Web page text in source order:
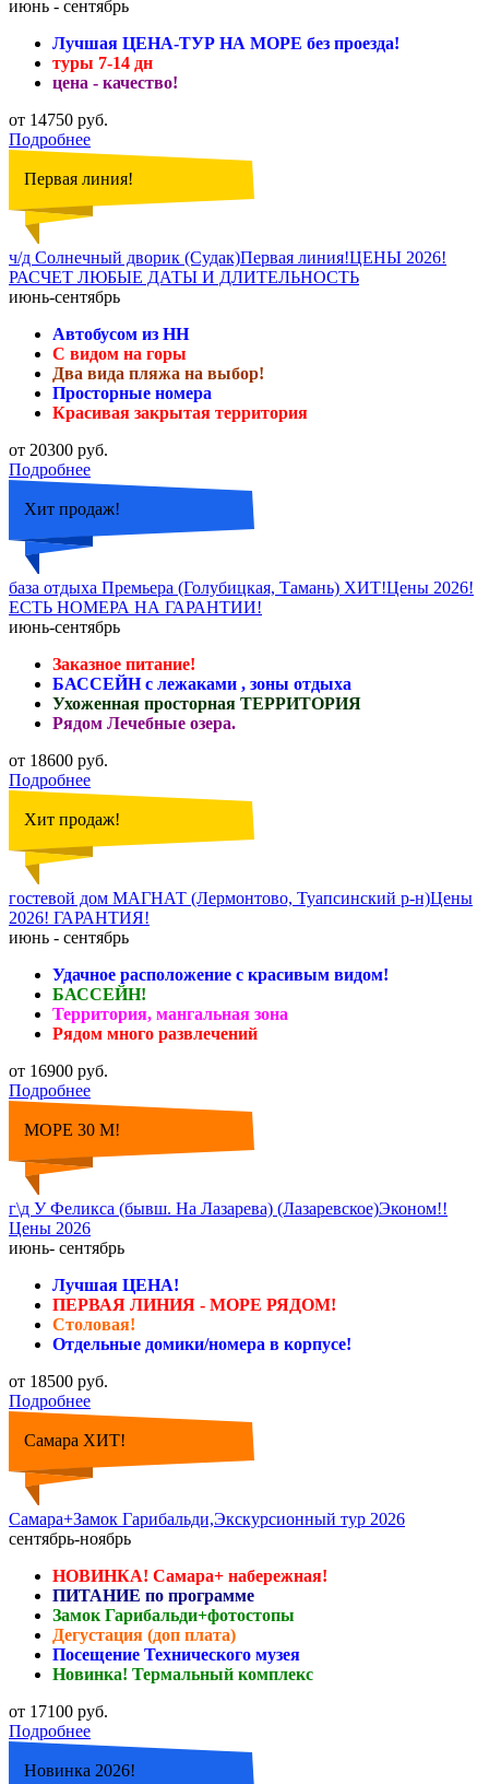
июнь - сентябрь
Лучшая ЦЕНА-ТУР НА МОРЕ без проезда!
туры 7-14 дн
цена - качество!
от 14750 руб.
Подробнее
Первая линия!
ч/д Солнечный дворик (Судак)Первая линия!ЦЕНЫ 2026!
РАСЧЕТ ЛЮБЫЕ ДАТЫ И ДЛИТЕЛЬНОСТЬ
июнь-сентябрь
Автобусом из НН
С видом на горы
Два вида пляжа на выбор!
Просторные номера
Красивая закрытая территория
от 20300 руб.
Подробнее
Хит продаж!
база отдыха Премьера (Голубицкая, Тамань) ХИТ!Цены 2026!
ЕСТЬ НОМЕРА НА ГАРАНТИИ!
июнь-сентябрь
Заказное питание!
БАССЕЙН с лежаками , зоны отдыха
Ухоженная просторная ТЕРРИТОРИЯ
Рядом Лечебные озера.
от 18600 руб.
Подробнее
Хит продаж!
гостевой дом МАГНАТ (Лермонтово, Туапсинский р-н)Цены
2026! ГАРАНТИЯ!
июнь - сентябрь
Удачное расположение с красивым видом!
БАССЕЙН!
Территория, мангальная зона
Рядом много развлечений
от 16900 руб.
Подробнее
МОРЕ 30 М!
г\д У Феликса (бывш. На Лазарева) (Лазаревское)Эконом!!
Цены 2026
июнь- сентябрь
Лучшая ЦЕНА!
ПЕРВАЯ ЛИНИЯ - МОРЕ РЯДОМ!
Столовая!
Отдельные домики/номера в корпусе!
от 18500 руб.
Подробнее
Самара ХИТ!
Самара+Замок Гарибальди,Экскурсионный тур 2026
сентябрь-ноябрь
НОВИНКА! Самара+ набережная!
ПИТАНИЕ по программе
Замок Гарибальди+фотостопы
Дегустация (доп плата)
Посещение Технического музея
Новинка! Термальный комплекс
от 17100 руб.
Подробнее
Новинка 2026!